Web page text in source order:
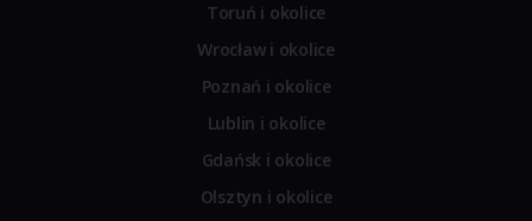
Toruń i okolice
Wrocław i okolice
Poznań i okolice
Lublin i okolice
Gdańsk i okolice
Olsztyn i okolice